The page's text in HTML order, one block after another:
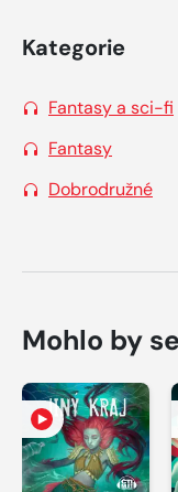
Kategorie
Fantasy a sci-fi
Fantasy
Dobrodružné
Mohlo by